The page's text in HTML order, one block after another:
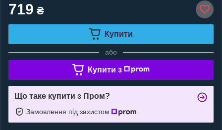
719 ₴
Купити
або
Купити з
Що таке купити з Пром?
Замовлення під захистом